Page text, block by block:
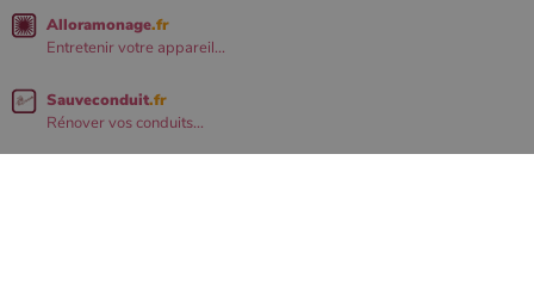
Alloramonage.fr
Entretenir votre appareil...
Sauveconduit.fr
Rénover vos conduits...